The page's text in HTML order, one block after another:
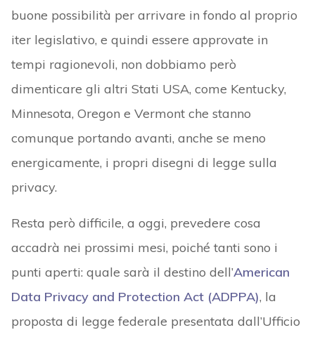
buone possibilità per arrivare in fondo al proprio
iter legislativo, e quindi essere approvate in
tempi ragionevoli, non dobbiamo però
dimenticare gli altri Stati USA, come Kentucky,
Minnesota, Oregon e Vermont che stanno
comunque portando avanti, anche se meno
energicamente, i propri disegni di legge sulla
privacy.
Resta però difficile, a oggi, prevedere cosa
accadrà nei prossimi mesi, poiché tanti sono i
punti aperti: quale sarà il destino dell’American
Data Privacy and Protection Act (ADPPA), la
proposta di legge federale presentata dall’Ufficio